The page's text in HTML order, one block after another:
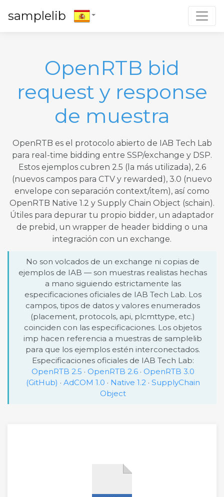
samplelib
OpenRTB bid
request y response
de muestra
OpenRTB es el protocolo abierto de IAB Tech Lab
para real-time bidding entre SSP/exchange y DSP.
Estos ejemplos cubren 2.5 (la más utilizada), 2.6
(nuevos campos para CTV y rewarded), 3.0 (nuevo
envelope con separación context/item), así como
OpenRTB Native 1.2 y Supply Chain Object (schain).
Útiles para depurar tu propio bidder, un adaptador
de prebid, un wrapper de header bidding o una
integración con un exchange.
No son volcados de un exchange ni copias de
ejemplos de IAB — son muestras realistas hechas
a mano siguiendo estrictamente las
especificaciones oficiales de IAB Tech Lab. Los
campos, tipos de datos y valores enumerados
(placement, protocols, api, plcmttype, etc.)
coinciden con las especificaciones. Los objetos
imp hacen referencia a muestras de samplelib
para que los ejemplos estén interconectados.
Especificaciones oficiales de IAB Tech Lab:
OpenRTB 2.5 · OpenRTB 2.6· OpenRTB 3.0
(GitHub) · AdCOM 1.0 · Native 1.2· SupplyChain
Object